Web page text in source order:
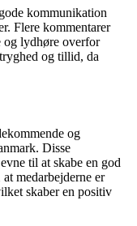
kommunikation
Flere kommentarer
og lydhøre overfor
og tillid, da
og
Disse
til at skabe en god
medarbejderne er
skaber en positiv